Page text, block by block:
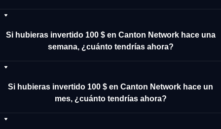
Si hubieras invertido 100 $ en Canton Network hace una
semana, ¿cuánto tendrías ahora?
Si hubieras invertido 100 $ en Canton Network hace un
mes, ¿cuánto tendrías ahora?